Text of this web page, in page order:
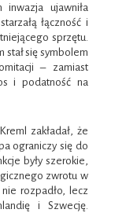
inwazja ujawniła
łączność i
sprzętu.
się symbolem
– zamiast
i podatność na
zakładał, że
ograniczy się do
były szerokie,
zwrotu w
rozpadło, lecz
i Szwecję.